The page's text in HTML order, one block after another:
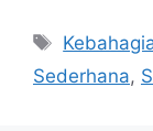
Tags
Sederhana,